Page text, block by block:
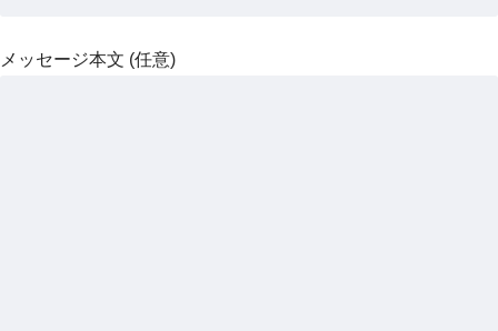
メッセージ本文 (任意)